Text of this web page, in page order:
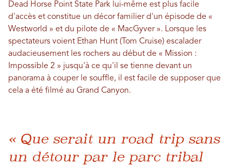
Dead Horse Point State Park lui-même est plus facile
d'accès et constitue un décor familier d'un épisode de «
Westworld » et du pilote de « MacGyver ». Lorsque les
spectateurs voient Ethan Hunt (Tom Cruise) escalader
audacieusement les rochers au début de « Mission :
Impossible 2 » jusqu'à ce qu'il se tienne devant un
panorama à couper le souffle, il est facile de supposer que
cela a été filmé au Grand Canyon.
« Que serait un road trip sans
un détour par le parc tribal